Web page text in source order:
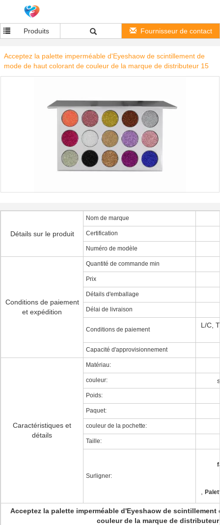
Produits Fournisseur de contact
Acceptez la palette imperméable d'Eyeshaow de scintillement de
mode de haut colorant de couleur de la marque de distributeur 15
Détails sur le produit
Nom de marque
Certification
Numéro de modèle
Conditions de paiement
et expédition
Quantité de commande min
Prix
Détails d'emballage
Délai de livraison
Conditions de paiement
L/C,
Capacité d'approvisionnement
Caractéristiques et
détails
Matériau:
couleur:
Poids:
Paquet:
couleur de la pochette:
Taille:
Surligner:
Acceptez la palette imperméable d'Eyeshaow de
couleur de la marque de distributeur